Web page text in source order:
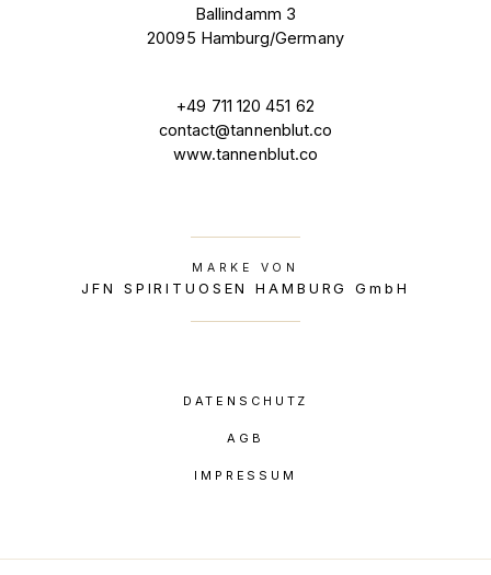
Ballindamm 3
20095 Hamburg/Germany
+49 711 120 451 62
contact@tannenblut.co
www.tannenblut.co
MARKE VON
JFN SPIRITUOSEN HAMBURG GmbH
DATENSCHUTZ
AGB
IMPRESSUM